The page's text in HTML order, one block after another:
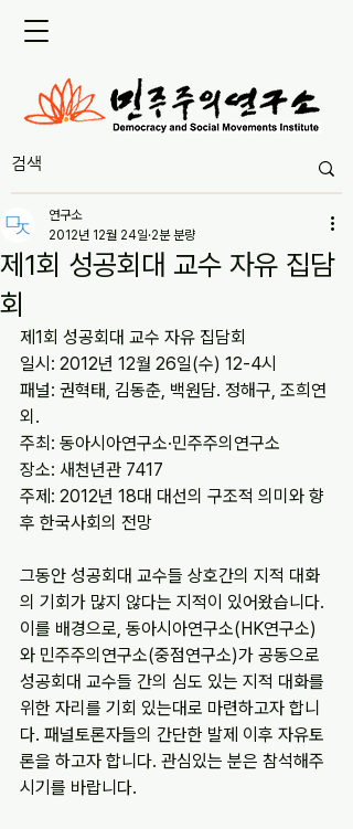
제1회 성공회대 교수 자유 집담
회
연구소
2012년 12월 24일 2분 분량
제1회 성공회대 교수 자유 집담회
일시: 2012년 12월 26일(수) 12-4시
패널: 권혁태, 김동춘, 백원담. 정해구, 조희연
외.
주최: 동아시아연구소·민주주의연구소
장소: 새천년관 7417
주제: 2012년 18대 대선의 구조적 의미와 향
후 한국사회의 전망
그동안 성공회대 교수들 상호간의 지적 대화
의 기회가 많지 않다는 지적이 있어왔습니다.
이를 배경으로, 동아시아연구소(HK연구소)
와 민주주의연구소(중점연구소)가 공동으로
성공회대 교수들 간의 심도 있는 지적 대화를
위한 자리를 기회 있는대로 마련하고자 합니
다. 패널토론자들의 간단한 발제 이후 자유토
론을 하고자 합니다. 관심있는 분은 참석해주
시기를 바랍니다.